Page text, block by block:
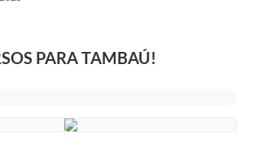
PARA TAMBAÚ!